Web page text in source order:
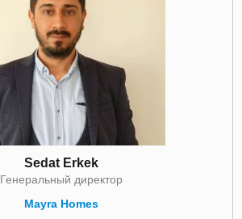
Sedat Erkek
Генеральный директор
Mayra Homes